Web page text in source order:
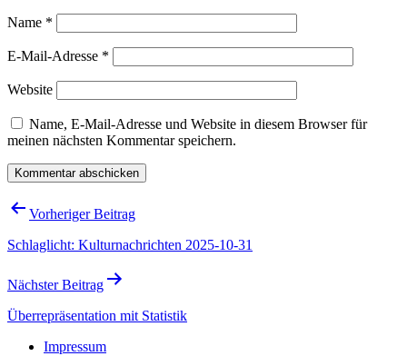
Name *
E-Mail-Adresse *
Website
Name, E-Mail-Adresse und Website in diesem Browser für
meinen nächsten Kommentar speichern.
Beitragsnavigation
Vorheriger Beitrag
Schlaglicht: Kulturnachrichten 2025-10-31
Nächster Beitrag
Überrepräsentation mit Statistik
Impressum